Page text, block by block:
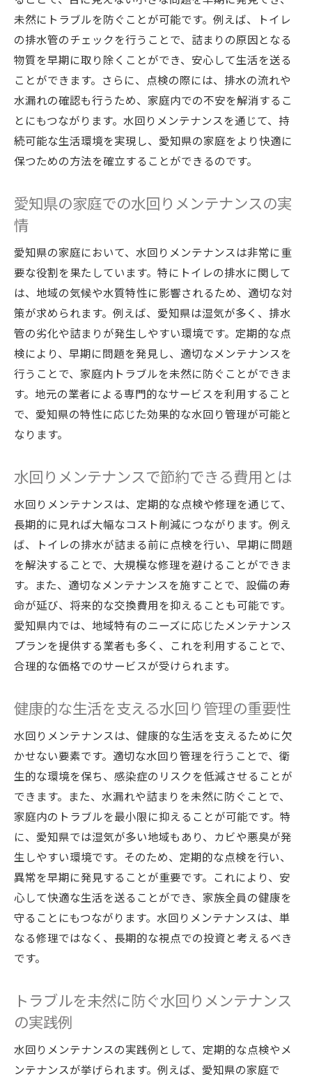
未然にトラブルを防ぐことが可能です。例えば、トイレ
の排水管のチェックを行うことで、詰まりの原因となる
物質を早期に取り除くことができ、安心して生活を送る
ことができます。さらに、点検の際には、排水の流れや
水漏れの確認も行うため、家庭内での不安を解消するこ
とにもつながります。水回りメンテナンスを通じて、持
続可能な生活環境を実現し、愛知県の家庭をより快適に
保つための方法を確立することができるのです。
愛知県の家庭での水回りメンテナンスの実
情
愛知県の家庭において、水回りメンテナンスは非常に重
要な役割を果たしています。特にトイレの排水に関して
は、地域の気候や水質特性に影響されるため、適切な対
策が求められます。例えば、愛知県は湿気が多く、排水
管の劣化や詰まりが発生しやすい環境です。定期的な点
検により、早期に問題を発見し、適切なメンテナンスを
行うことで、家庭内トラブルを未然に防ぐことができま
す。地元の業者による専門的なサービスを利用すること
で、愛知県の特性に応じた効果的な水回り管理が可能と
なります。
水回りメンテナンスで節約できる費用とは
水回りメンテナンスは、定期的な点検や修理を通じて、
長期的に見れば大幅なコスト削減につながります。例え
ば、トイレの排水が詰まる前に点検を行い、早期に問題
を解決することで、大規模な修理を避けることができま
す。また、適切なメンテナンスを施すことで、設備の寿
命が延び、将来的な交換費用を抑えることも可能です。
愛知県内では、地域特有のニーズに応じたメンテナンス
プランを提供する業者も多く、これを利用することで、
合理的な価格でのサービスが受けられます。
健康的な生活を支える水回り管理の重要性
水回りメンテナンスは、健康的な生活を支えるために欠
かせない要素です。適切な水回り管理を行うことで、衛
生的な環境を保ち、感染症のリスクを低減させることが
できます。また、水漏れや詰まりを未然に防ぐことで、
家庭内のトラブルを最小限に抑えることが可能です。特
に、愛知県では湿気が多い地域もあり、カビや悪臭が発
生しやすい環境です。そのため、定期的な点検を行い、
異常を早期に発見することが重要です。これにより、安
心して快適な生活を送ることができ、家族全員の健康を
守ることにもつながります。水回りメンテナンスは、単
なる修理ではなく、長期的な視点での投資と考えるべき
です。
トラブルを未然に防ぐ水回りメンテナンス
の実践例
水回りメンテナンスの実践例として、定期的な点検やメ
ンテナンスが挙げられます。例えば、愛知県の家庭で